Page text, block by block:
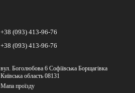
+38 (093) 413-96-76
+38 (093) 413-96-76
вул. Боголюбова 6 Софіївська Борщагівка
Київська область 08131
Мапа проїзду